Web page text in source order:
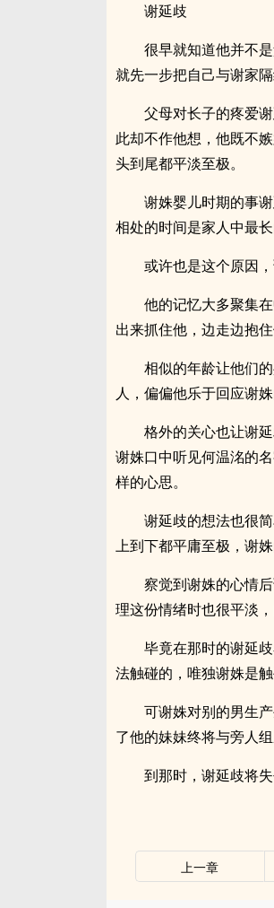
谢延歧
很早就知道他并不
就先一步把自己与谢家
父母对长子的疼爱
此却不作他想，他既不
头到尾都平淡至极。
谢姝婴儿时期的事
相处的时间是家人中最长
或许也是这个原因
他的记忆大多聚集
出来抓住他，边走边抱
相似的年龄让他们
人，偏偏他乐于回应谢
格外的关心也让谢
谢姝口中听见何温洺的
样的心思。
谢延歧的想法也很
上到下都平庸至极，谢
察觉到谢姝的心情
理这份情绪时也很平淡
毕竟在那时的谢延
法触碰的，唯独谢姝是触
可谢姝对别的男生
了他的妹妹终将与旁人组
到那时，谢延歧将
上一章